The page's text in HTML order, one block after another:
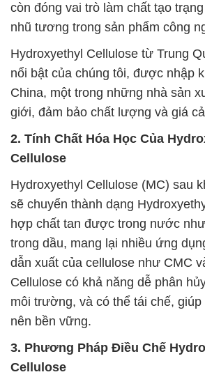
còn đóng vai trò làm chất tạo
nhũ tương trong sản phẩm công
Hydroxyethyl Cellulose từ Trung
nổi bật của chúng tôi, được nhập
China, một trong những nhà sản
giới, đảm bảo chất lượng và giá
2. Tính Chất Hóa Học Của
Cellulose
Hydroxyethyl Cellulose (MC) sau
sẽ chuyển thành dạng
hợp chất tan được trong nước
trong dầu, mang lại nhiều ứng
dẫn xuất của cellulose như CMC
Cellulose có khả năng dễ phân
môi trường, và có thể tái chế,
nên bền vững.
3. Phương Pháp Điều Chế
Cellulose